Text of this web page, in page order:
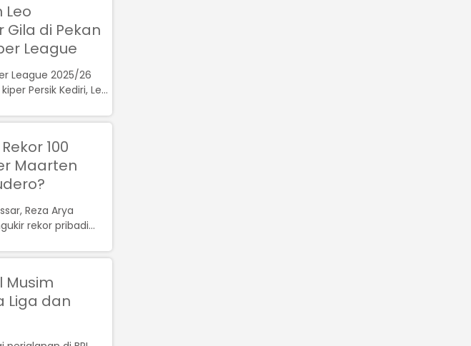
Leo
Gila di Pekan
League
League 2025/26
Persik Kediri, Leo
sebag...
100
Maarten
Reza Arya
rekor pribadi
Musim
Liga dan